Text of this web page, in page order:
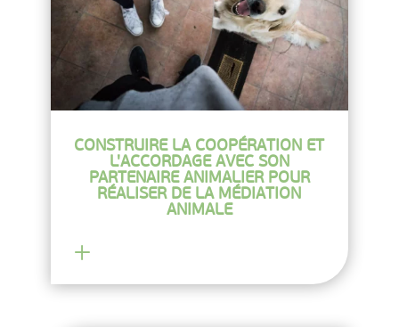
CONSTRUIRE LA COOPÉRATION ET
L'ACCORDAGE AVEC SON
PARTENAIRE ANIMALIER POUR
RÉALISER DE LA MÉDIATION
ANIMALE